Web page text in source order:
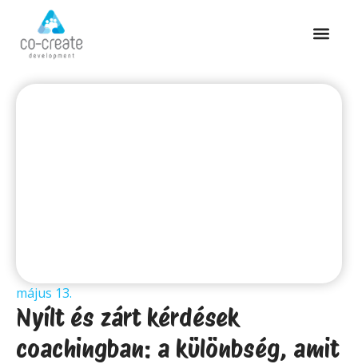
május 13.
Nyílt és zárt kérdések
coachingban: a különbség, amit